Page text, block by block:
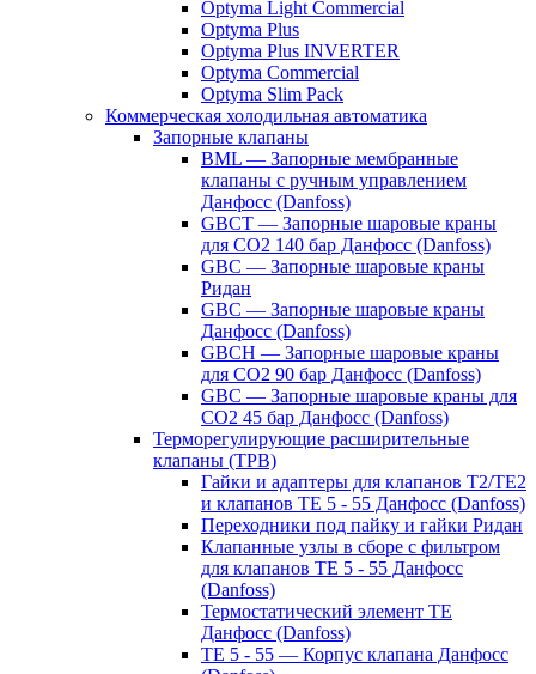
Optyma Light Commercial
Optyma Plus
Optyma Plus INVERTER
Optyma Commercial
Optyma Slim Pack
Коммерческая холодильная автоматика
Запорные клапаны
BML — Запорные мембранные
клапаны с ручным управлением
Данфосс (Danfoss)
GBCT — Запорные шаровые краны
для CO2 140 бар Данфосс (Danfoss)
GBC — Запорные шаровые краны
Ридан
GBC — Запорные шаровые краны
Данфосс (Danfoss)
GBCH — Запорные шаровые краны
для CO2 90 бар Данфосс (Danfoss)
GBC — Запорные шаровые краны для
CO2 45 бар Данфосс (Danfoss)
Терморегулирующие расширительные
клапаны (ТРВ)
Гайки и адаптеры для клапанов T2/TE2
и клапанов TE 5 - 55 Данфосс (Danfoss)
Переходники под пайку и гайки Ридан
Клапанные узлы в сборе с фильтром
для клапанов TE 5 - 55 Данфосс
(Danfoss)
Термостатический элемент TE
Данфосс (Danfoss)
TE 5 - 55 — Корпус клапана Данфосс